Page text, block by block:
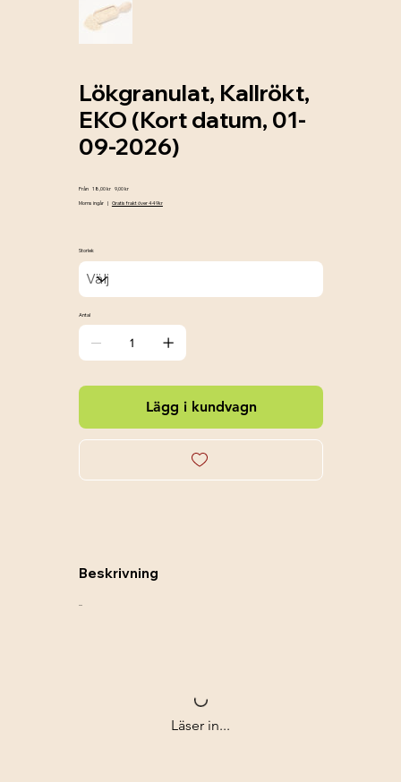
Lökgranulat, Kallrökt,
EKO (Kort datum, 01-
09-2026)
Från Originalpris
18,00 kr Reapris
9,00 kr
Moms ingår | Gratis frakt över 449kr
Storlek
Antal
Lägg i kundvagn
Läser in...
Beskrivning